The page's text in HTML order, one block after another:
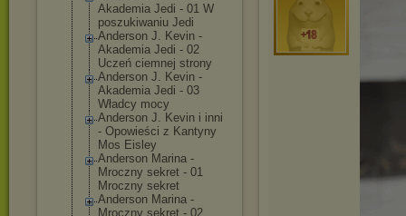
Akademia Jedi - 01 W
poszukiwaniu Jedi
Anderson J. Kevin -
Akademia Jedi - 02
Uczeń ciemnej strony
Anderson J. Kevin -
Akademia Jedi - 03
Władcy mocy
Anderson J. Kevin i inni
- Opowieści z Kantyny
Mos Eisley
Anderson Marina -
Mroczny sekret - 01
Mroczny sekret
Anderson Marina -
Mroczny sekret - 02